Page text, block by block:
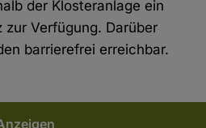
der Klosteranlage ein
Verfügung. Darüber
barrierefrei erreichbar.